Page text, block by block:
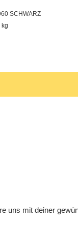
SCHWARZ
kg
uns mit deiner